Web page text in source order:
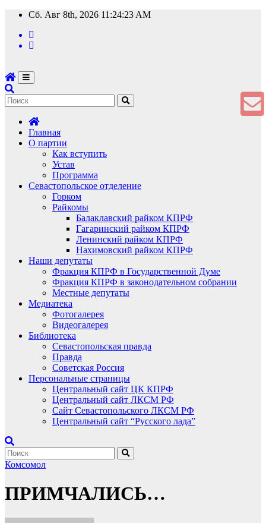
Перейти
содержимому
Сб. Авг 8th, 2026 11:24:23 AM
Главная
О партии
Как вступить
Устав
Программа
Севастопольское отделение
Горком
Райкомы
Балаклавский райком КПРФ
Гагаринский райком КПРФ
Ленинский райком КПРФ
Нахимовский райком КПРФ
Наши депутаты
Фракция КПРФ в Государственной Думе
Фракция КПРФ в законодательном собрании
Местные депутаты
Медиатека
Фотогалерея
Видеогалерея
Библиотека
Севастопольская правда
Правда
Советская Россия
Персональные страницы
Центральный сайт ЦК КПРФ
Центральный сайт ЛКСМ РФ
Сайт Севастопольского ЛКСМ РФ
Центральный сайт “Русского лада”
Комсомол
ПРИМЧАЛИСЬ…